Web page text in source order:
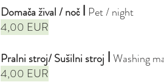
Domača žival / nočI Pet / night
4,00 EUR
Pralni stroj/ Sušilni stroj IWashing
4,00 EUR